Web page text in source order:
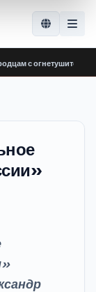
с огнетушителями и